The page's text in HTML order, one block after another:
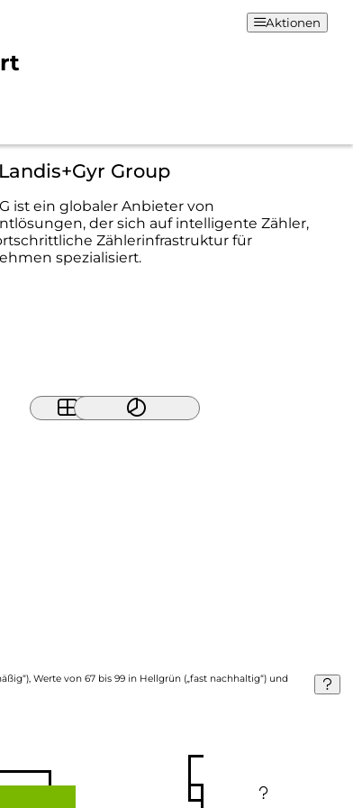
Aktionen
Group
ist ein globaler Anbieter von
der sich auf intelligente Zähler,
Zählerinfrastruktur für
spezialisiert.
Werte von 67 bis 99 in Hellgrün („fast nachhaltig“) und